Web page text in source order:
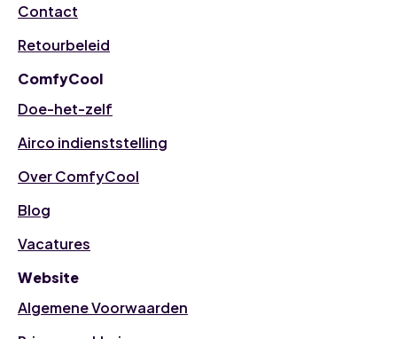
Contact
Retourbeleid
ComfyCool
Doe-het-zelf
Airco indienststelling
Over ComfyCool
Blog
Vacatures
Website
Algemene Voorwaarden